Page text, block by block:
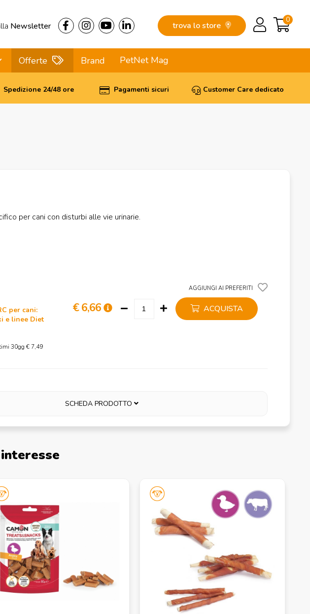
Newsletter trova lo store
0
Offerte Brand PetNet Mag
Spedizione 24/48 ore Pagamenti sicuri Customer Care dedicato
per cani con disturbi alle vie urinarie.
AGGIUNGI AI PREFERITI
per cani:
e linee Diet
30gg € 7,49
€ 6,66 ACQUISTA
SCHEDA PRODOTTO